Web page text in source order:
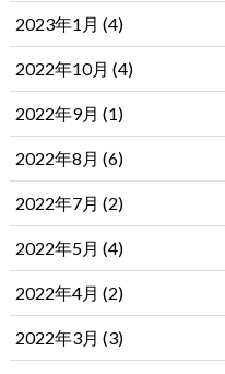
2023年1月 (4)
2022年10月 (4)
2022年9月 (1)
2022年8月 (6)
2022年7月 (2)
2022年5月 (4)
2022年4月 (2)
2022年3月 (3)